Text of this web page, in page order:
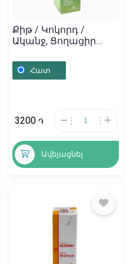
Քիթ / Կոկորդ /
Ականջ, Ցողացիր
Լատվիա
Հատ
3200 ֏
Ավելացնել